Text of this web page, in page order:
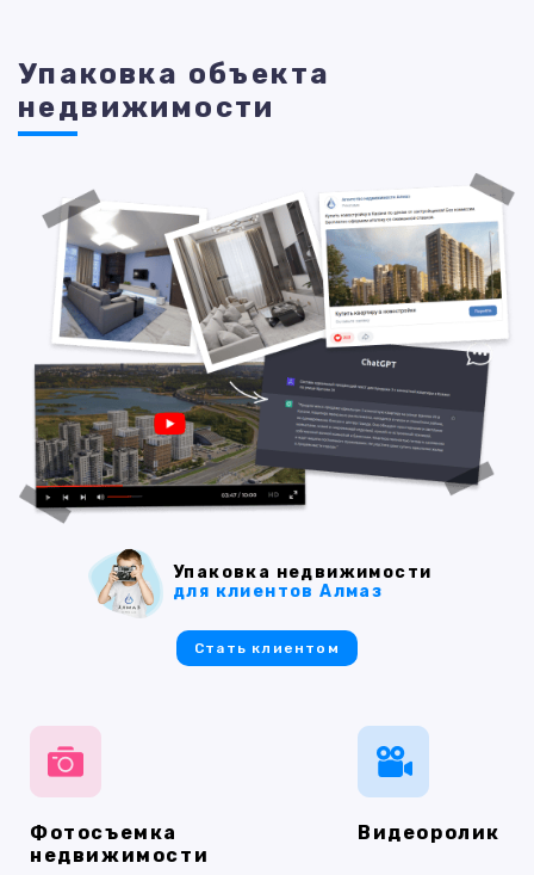
Упаковка объекта
недвижимости
Фотосъемка
недвижимости
Видеоролик
Упаковка недвижимости
для клиентов Алмаз
Стать клиентом